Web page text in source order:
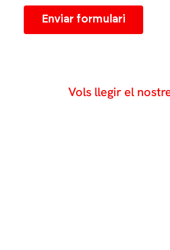
Enviar formulari
Vols llegir el